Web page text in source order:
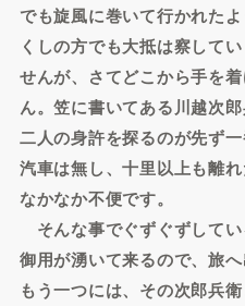
でも旋風に巻いて行かれた
くしの方でも大抵は察して
せんが、さてどこから手を
ん。笠に書いてある川越次
二人の身許を探るのが先ず
汽車は無し、十里以上も離
なかなか不便です。
そんな事でぐずぐずして
御用が湧いて来るので、旅
もう一つには、その次郎兵